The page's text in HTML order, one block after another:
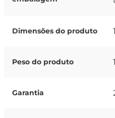
Dimensões do produto
Peso do produto
Garantia